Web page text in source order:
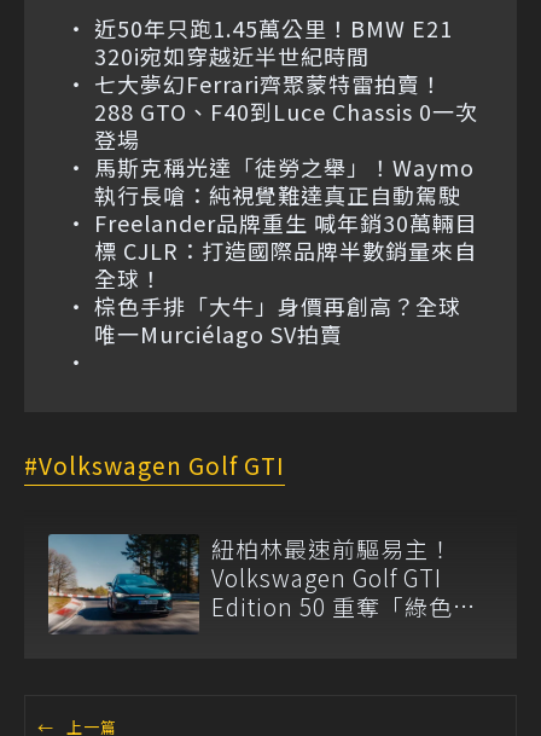
近50年只跑1.45萬公里！BMW E21
320i宛如穿越近半世紀時間
七大夢幻Ferrari齊聚蒙特雷拍賣！
288 GTO、F40到Luce Chassis 0一次
登場
馬斯克稱光達「徒勞之舉」！Waymo
執行長嗆：純視覺難達真正自動駕駛
Freelander品牌重生 喊年銷30萬輛目
標 CJLR：打造國際品牌半數銷量來自
全球！
棕色手排「大牛」身價再創高？全球
唯一Murciélago SV拍賣
Volkswagen Golf GTI
紐柏林最速前驅易主！
Volkswagen Golf GTI
Edition 50 重奪「綠色地
← 上一篇